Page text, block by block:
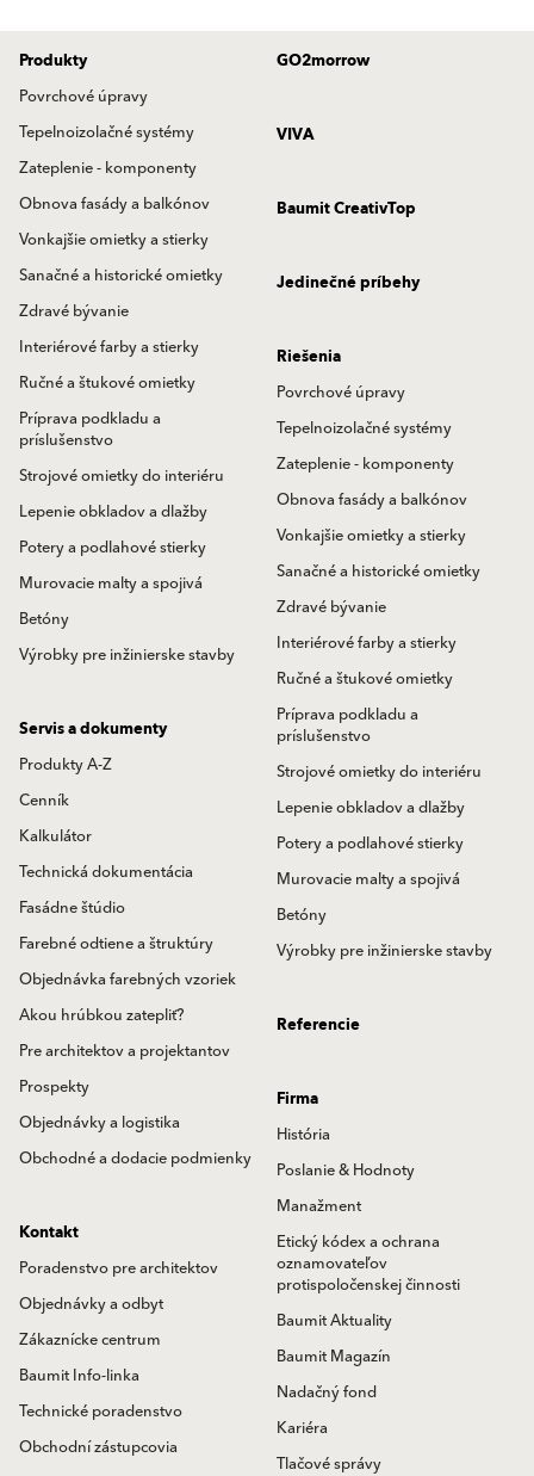
Produkty
Povrchové úpravy
Tepelnoizolačné systémy
Zateplenie - komponenty
Obnova fasády a balkónov
Vonkajšie omietky a stierky
Sanačné a historické omietky
Zdravé bývanie
Interiérové farby a stierky
Ručné a štukové omietky
Príprava podkladu a
príslušenstvo
Strojové omietky do interiéru
Lepenie obkladov a dlažby
Potery a podlahové stierky
Murovacie malty a spojivá
Betóny
Výrobky pre inžinierske stavby
GO2morrow
VIVA
Baumit CreativTop
Jedinečné príbehy
Riešenia
Povrchové úpravy
Tepelnoizolačné systémy
Zateplenie - komponenty
Obnova fasády a balkónov
Vonkajšie omietky a stierky
Sanačné a historické omietky
Zdravé bývanie
Interiérové farby a stierky
Ručné a štukové omietky
Príprava podkladu a
príslušenstvo
Strojové omietky do interiéru
Lepenie obkladov a dlažby
Potery a podlahové stierky
Murovacie malty a spojivá
Betóny
Výrobky pre inžinierske stavby
Servis a dokumenty
Produkty A-Z
Cenník
Kalkulátor
Technická dokumentácia
Fasádne štúdio
Farebné odtiene a štruktúry
Objednávka farebných vzoriek
Akou hrúbkou zatepliť?
Pre architektov a projektantov
Prospekty
Objednávky a logistika
Obchodné a dodacie podmienky
Referencie
Firma
História
Poslanie & Hodnoty
Manažment
Etický kódex a ochrana
oznamovateľov
protispoločenskej činnosti
Baumit Aktuality
Baumit Magazín
Nadačný fond
Kariéra
Tlačové správy
Kontakt
Poradenstvo pre architektov
Objednávky a odbyt
Zákaznícke centrum
Baumit Info-linka
Technické poradenstvo
Obchodní zástupcovia